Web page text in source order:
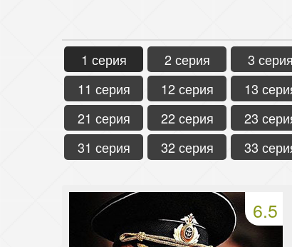
1 серия 2 серия 3 серия
11 серия
12 серия 13
21 серия
22 серия 23
31 серия
32 серия 33
6.5